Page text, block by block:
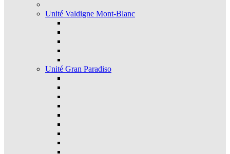
Unité Valdigne Mont-Blanc
Unité Gran Paradiso